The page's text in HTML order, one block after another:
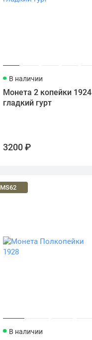
В наличии
Монета 2 копейки 1924
гладкий гурт
3200 ₽
MS62
В наличии